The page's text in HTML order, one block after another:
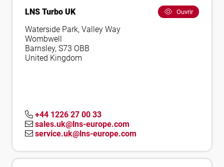
LNS Turbo UK Ouvrir
Waterside Park, Valley Way
Wombwell
Barnsley, S73 OBB
United Kingdom
+44 1226 27 00 33
sales.uk@lns-europe.com
service.uk@lns-europe.com